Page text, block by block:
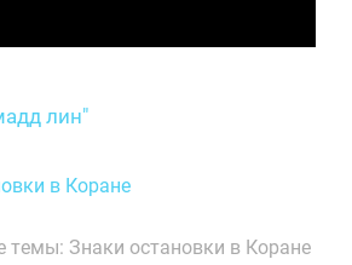
лин"
в Коране
темы: Знаки остановки в Коране